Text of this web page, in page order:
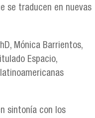
se traducen en nuevas
Mónica Barrientos,
Espacio,
sintonía con los